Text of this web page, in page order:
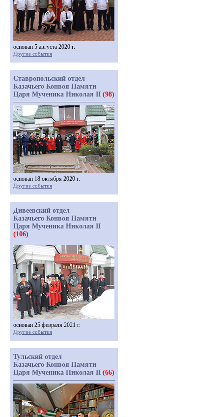
основан 5 августа 2020 г.
Другие события
Ставропольский отдел
Казачьего Конвоя Памяти
Царя Мученика Николая II (98)
основан 18 октября 2020 г.
Другие события
Дивеевский отдел
Казачьего Конвоя Памяти
Царя Мученика Николая II
(106)
основан 25 февраля 2021 г.
Другие события
Тульский отдел
Казачьего Конвоя Памяти
Царя Мученика Николая II (66)